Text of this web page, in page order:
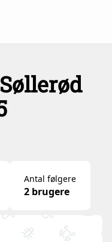
Antal følgere
2 brugere